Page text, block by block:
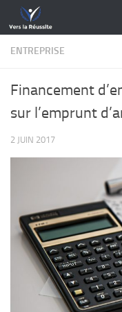
Skip to content
ENTREPRISE
Financement
sur l’emprunt
2 JUIN 2017